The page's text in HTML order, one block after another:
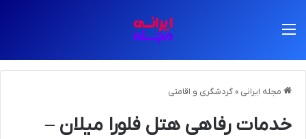
مجله ایرانی » گردشگری و اقامتی
خدمات رفاهی هتل فلورا میلان –